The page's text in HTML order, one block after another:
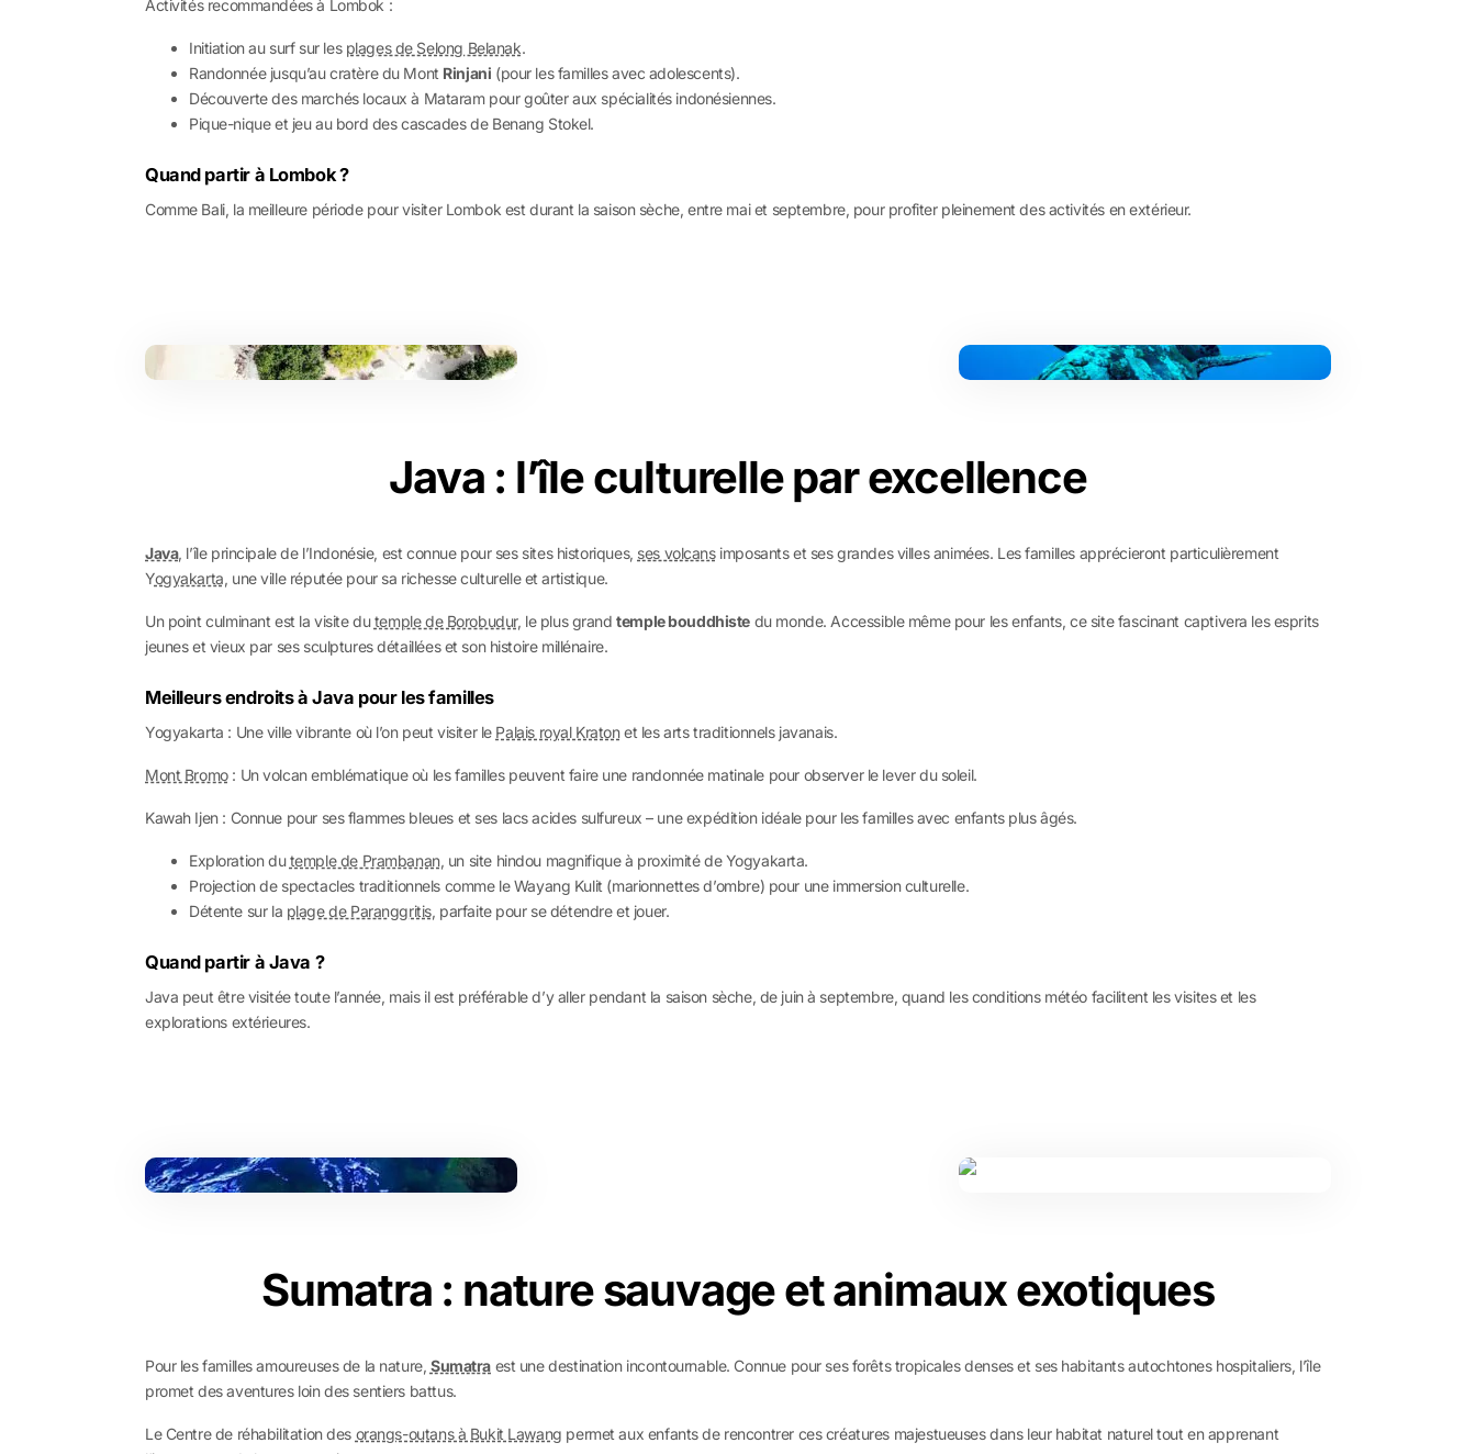
Activités recommandées à Lombok :
Initiation au surf sur les plages de Selong Belanak.
Randonnée jusqu’au cratère du Mont Rinjani (pour les familles avec adolescents).
Découverte des marchés locaux à Mataram pour goûter aux spécialités indonésiennes.
Pique-nique et jeu au bord des cascades de Benang Stokel.
Quand partir à Lombok ?
Comme Bali, la meilleure période pour visiter Lombok est durant la saison sèche, entre mai et septembre, pour profiter pleinement des activités en extérieur.
Java : l’île culturelle par excellence
Java, l’île principale de l’Indonésie, est connue pour ses sites historiques, ses volcansimposants et ses grandes villes animées. Les familles apprécieront particulièrement
Yogyakarta, une ville réputée pour sa richesse culturelle et artistique.
Un point culminant est la visite dutemple de Borobudur, le plus grandtemple bouddhiste du monde. Accessible même pour les enfants, ce site fascinant captivera les esprits
jeunes et vieux par ses sculptures détaillées et son histoire millénaire.
Meilleurs endroits à Java pour les familles
Yogyakarta : Une ville vibrante où l’on peut visiter le Palais royal Kratonet les arts traditionnels javanais.
Mont Bromo: Un volcan emblématique où les familles peuvent faire une randonnée matinale pour observer le lever du soleil.
Kawah Ijen : Connue pour ses flammes bleues et ses lacs acides sulfureux – une expédition idéale pour les familles avec enfants plus âgés.
Exploration dutemple de Prambanan, un site hindou magnifique à proximité de Yogyakarta.
Projection de spectacles traditionnels comme le Wayang Kulit (marionnettes d’ombre) pour une immersion culturelle.
Détente sur la plage de Paranggritis, parfaite pour se détendre et jouer.
Quand partir à Java ?
Java peut être visitée toute l’année, mais il est préférable d’y aller pendant la saison sèche, de juin à septembre, quand les conditions météo facilitent les visites et les
explorations extérieures.
Sumatra : nature sauvage et animaux exotiques
Pour les familles amoureuses de la nature, Sumatra est une destination incontournable. Connue pour ses forêts tropicales denses et ses habitants autochtones hospitaliers, l’île
promet des aventures loin des sentiers battus.
Le Centre de réhabilitation des orangs-outans à Bukit Lawang permet aux enfants de rencontrer ces créatures majestueuses dans leur habitat naturel tout en apprenant